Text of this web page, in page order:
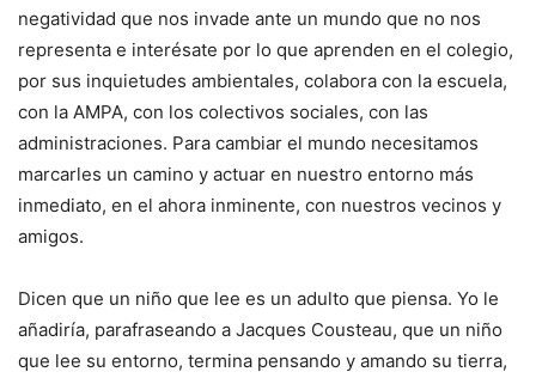
negatividad que nos invade ante un mundo que no nos
representa e interésate por lo que aprenden en el colegio,
por sus inquietudes ambientales, colabora con la escuela,
con la AMPA, con los colectivos sociales, con las
administraciones. Para cambiar el mundo necesitamos
marcarles un camino y actuar en nuestro entorno más
inmediato, en el ahora inminente, con nuestros vecinos y
amigos.
Dicen que un niño que lee es un adulto que piensa. Yo le
añadiría, parafraseando a Jacques Cousteau, que un niño
que lee su entorno, termina pensando y amando su tierra,